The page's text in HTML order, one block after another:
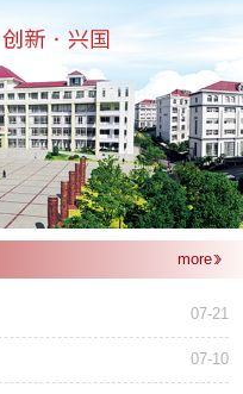
more
07-21
07-10